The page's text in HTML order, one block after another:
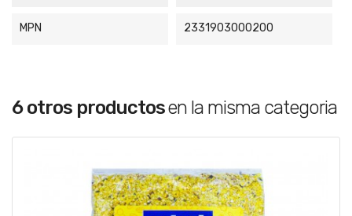
MPN 2331903000200
6 otros productosen la misma categoria